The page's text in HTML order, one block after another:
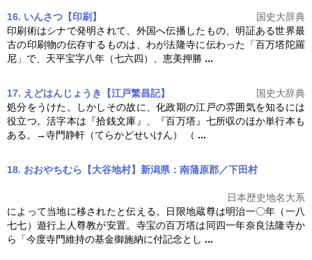
16. いんさつ【印刷】
国史大辞典
印刷術はシナで発明されて、外国へ伝播したもの、明証ある世界最
古の印刷物の伝存するものは、わが法隆寺に伝わった「百万塔陀羅
尼」で、天平宝字八年（七六四）、恵美押勝 ...
17. えどはんじょうき【江戸繁昌記】
国史大辞典
処分をうけた。しかしその故に、化政期の江戸の雰囲気を知るには
役立つ。活字本は『拾銭文庫』、『百万塔』七所収のほか単行本も
ある。→寺門静軒（てらかどせいけん） （ ...
18. おおやちむら【大谷地村】新潟県：南蒲原郡／下田村
日本歴史地名大系
によって当地に移されたと伝える。日限地蔵尊は明治一〇年（一八
七七）遊行上人尊教が安置。寺宝の百万塔は同四一年奈良法隆寺か
ら「今度寺門維持の基金御施納に付記念とし ...